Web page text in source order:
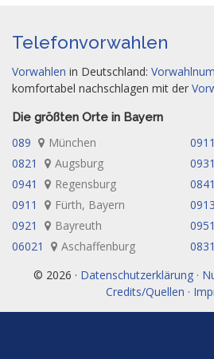
Telefonvorwahlen
Vorwahlen in Deutschland:
komfortabel nachschlagen mit der
Die größten Orte in Bayern
089 München 0911
0821
Augsburg 0931
0941
Regensburg 0841
0911
Fürth, Bayern
0921
Bayreuth 0951
06021
Aschaffenburg 0831
© 2026 · Datenschutzerklärung ·
Credits/Quellen ·